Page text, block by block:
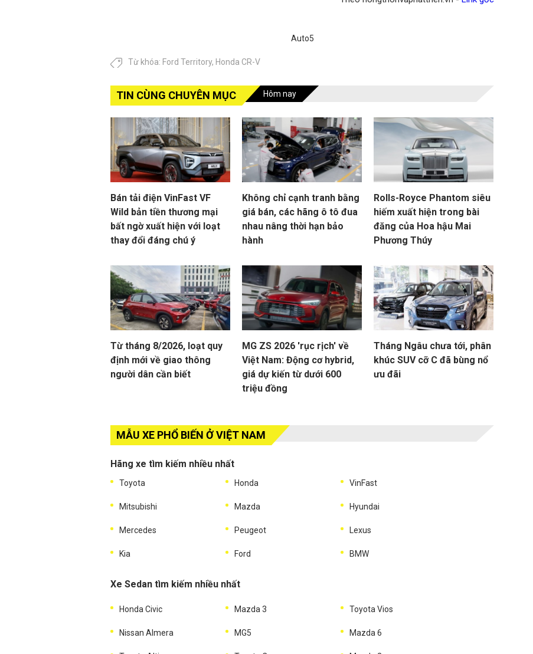
Auto5
Từ khóa: Ford Territory, Honda CR-V
TIN CÙNG CHUYÊN MỤC Hôm nay
Bán tải điện VinFast VF
Wild bản tiền thương mại
bất ngờ xuất hiện với loạt
thay đổi đáng chú ý
Không chỉ cạnh tranh bằng
giá bán, các hãng ô tô đua
nhau nâng thời hạn bảo
hành
Rolls-Royce Phantom siêu
hiếm xuất hiện trong bài
đăng của Hoa hậu Mai
Phương Thúy
Từ tháng 8/2026, loạt quy
định mới về giao thông
người dân cần biết
MG ZS 2026 'rục rịch' về
Việt Nam: Động cơ hybrid,
giá dự kiến từ dưới 600
triệu đồng
Tháng Ngâu chưa tới, phân
khúc SUV cỡ C đã bùng nổ
ưu đãi
MẪU XE PHỔ BIẾN Ở VIỆT NAM
Hãng xe tìm kiếm nhiều nhất
Toyota Honda VinFast
Mitsubishi Mazda Hyundai
Mercedes Peugeot Lexus
Kia Ford BMW
Xe Sedan tìm kiếm nhiều nhất
Honda Civic Mazda 3 Toyota Vios
Nissan Almera MG5 Mazda 6